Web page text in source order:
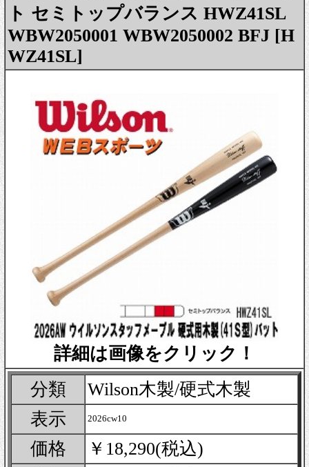
ト セミトップバランス HWZ41SL
WBW2050001 WBW2050002 BFJ [H
WZ41SL]
詳細は画像をクリック！
分類
Wilson木製/硬式木製
表示
2026cw10
価格
￥18,290(税込)